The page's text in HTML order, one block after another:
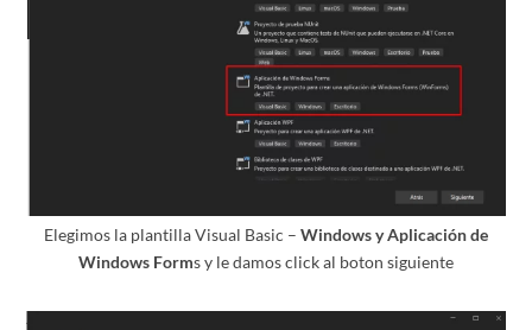
Elegimos la plantilla Visual Basic – Windows y Aplicación de
Windows Forms y le damos click al boton siguiente